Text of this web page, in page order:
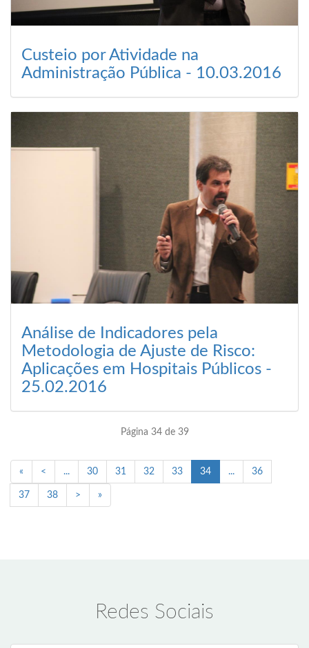
Custeio por Atividade na
Administração Pública - 10.03.2016
Análise de Indicadores pela
Metodologia de Ajuste de Risco:
Aplicações em Hospitais Públicos -
25.02.2016
Página 34 de 39
« < ... 30 31 32 33 34 ... 36
37 38 > »
Redes Sociais